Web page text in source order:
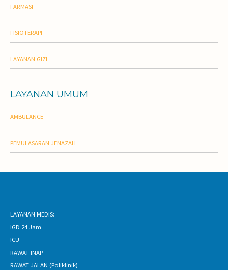
FARMASI
FISIOTERAPI
LAYANAN GIZI
LAYANAN UMUM
AMBULANCE
PEMULASARAN JENAZAH
LAYANAN MEDIS:
IGD 24 Jam
ICU
RAWAT INAP
RAWAT JALAN (Poliklinik)